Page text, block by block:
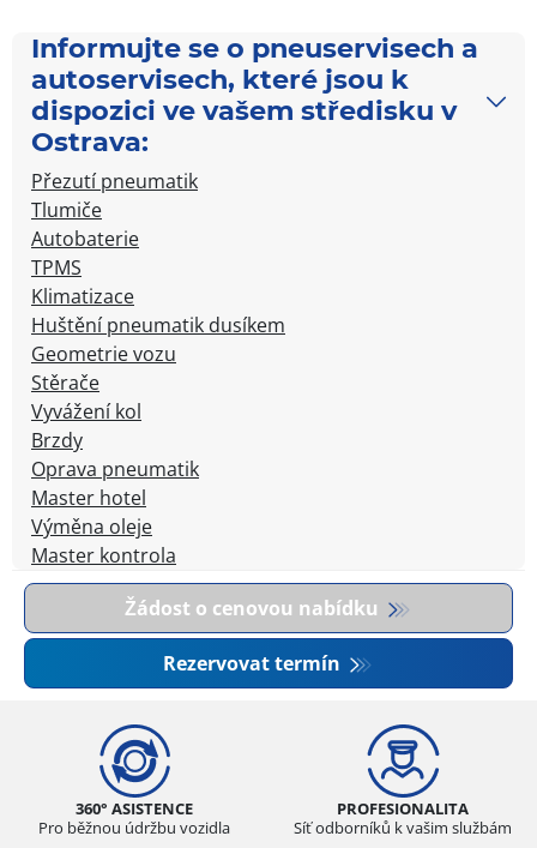
Informujte se o pneuservisech a
autoservisech, které jsou k
dispozici ve vašem středisku v
Ostrava:
Přezutí pneumatik
Tlumiče
Autobaterie
TPMS
Klimatizace
Huštění pneumatik dusíkem
Geometrie vozu
Stěrače
Vyvážení kol
Brzdy
Oprava pneumatik
Master hotel
Výměna oleje
Master kontrola
Žádost o cenovou nabídku
Rezervovat termín
360° ASISTENCE
Pro běžnou údržbu vozidla
PROFESIONALITA
Síť odborníků k vašim službám